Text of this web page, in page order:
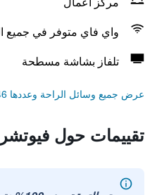
واي فاي متوفر في جميع
تلفاز بشاشة مسطحة
عرض جميع وسائل الراحة وعددها 46
تقييمات حول